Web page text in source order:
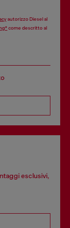
autorizzo Diesel al
come descritto al
esclusivi,